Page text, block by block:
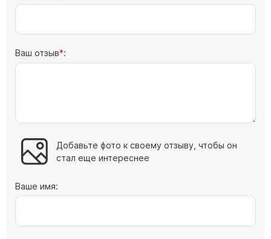
Ваш отзыв :
Добавьте фото к своему отзыву, чтобы он
стал еще интереснее
Ваше имя: